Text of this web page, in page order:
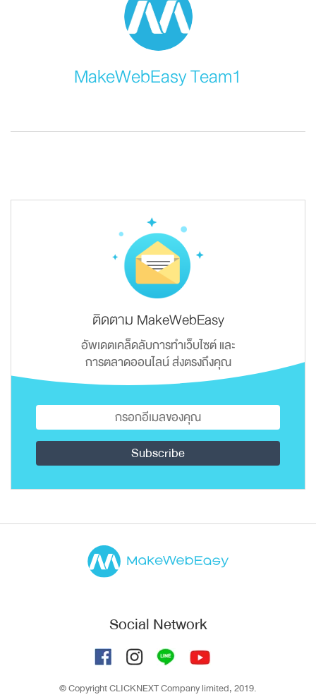
MakeWebEasy Team1
ติดตาม MakeWebEasy
อัพเดตเคล็ดลับการทำเว็บไซต์ และ
การตลาดออนไลน์ ส่งตรงถึงคุณ
Social Network
© Copyright CLICKNEXT Company limited, 2019.